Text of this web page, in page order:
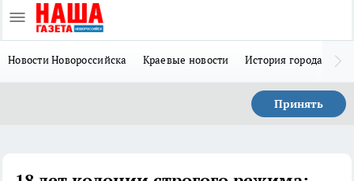
Новости Новороссийска Краевые новости История города Н
Принять